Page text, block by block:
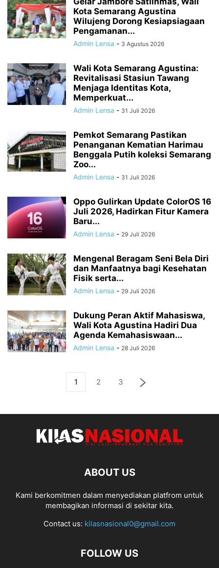
Kota Semarang Agustina
Wilujeng Dorong Kesiapsiagaan
Pengamanan...
Admin Lensa - 3 Agustus 2026
Wali Kota Semarang Agustina:
Revitalisasi Stasiun Tawang
Menjaga Identitas Kota,
Memperkuat...
Admin Lensa - 31 Juli 2026
Pemkot Semarang Pastikan
Penanganan Kematian Harimau
Benggala Putih koleksi Semarang
Zoo...
Admin Lensa - 31 Juli 2026
Oppo Gulirkan Update ColorOS 16
Juli 2026, Hadirkan Fitur Kamera
Baru...
Admin Lensa - 29 Juli 2026
Mengenal Beragam Seni Bela Diri
dan Manfaatnya bagi Kesehatan
Fisik serta...
Admin Lensa - 29 Juli 2026
Dukung Peran Aktif Mahasiswa,
Wali Kota Agustina Hadiri Dua
Agenda Kemahasiswaan...
Admin Lensa - 28 Juli 2026
1 2 3
ABOUT US
Kami berkomitmen dalam menyediakan platfrom untuk
membagikan informasi di sekitar kita.
Contact us: kilasnasional0@gmail.com
FOLLOW US